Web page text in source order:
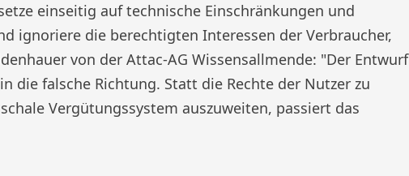
einseitig auf technische Einschränkungen und
ignoriere die berechtigten Interessen der Verbraucher,
von der Attac-AG Wissensallmende: "Der Entwurf
die falsche Richtung. Statt die Rechte der Nutzer zu
Vergütungssystem auszuweiten, passiert das